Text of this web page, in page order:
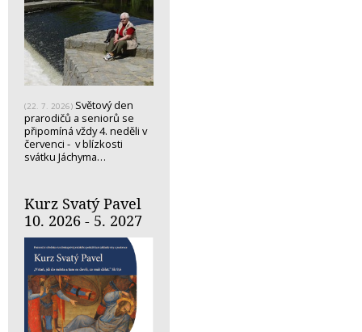
(22. 7. 2026) Světový den
prarodičů a seniorů se
připomíná vždy 4. neděli v
červenci - v blízkosti
svátku Jáchyma…
Kurz Svatý Pavel
10. 2026 - 5. 2027